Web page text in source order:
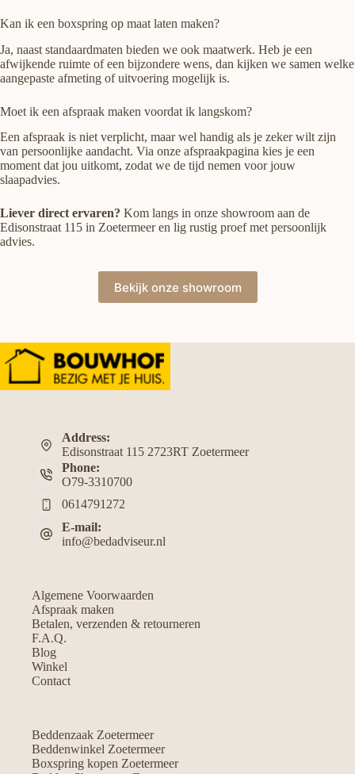
Kan ik een boxspring op maat laten maken?
Ja, naast standaardmaten bieden we ook maatwerk. Heb je een
afwijkende ruimte of een bijzondere wens, dan kijken we samen welke
aangepaste afmeting of uitvoering mogelijk is.
Moet ik een afspraak maken voordat ik langskom?
Een afspraak is niet verplicht, maar wel handig als je zeker wilt zijn
van persoonlijke aandacht. Via onze afspraakpagina kies je een
moment dat jou uitkomt, zodat we de tijd nemen voor jouw
slaapadvies.
Liever direct ervaren? Kom langs in onze showroom aan de
Edisonstraat 115 in Zoetermeer en lig rustig proef met persoonlijk
advies.
Bekijk onze showroom
Address:
Edisonstraat 115 2723RT Zoetermeer
Phone:
O79-3310700
0614791272
E-mail:
info@bedadviseur.nl
Algemene Voorwaarden
Afspraak maken
Betalen, verzenden & retourneren
F.A.Q.
Blog
Winkel
Contact
Beddenzaak Zoetermeer
Beddenwinkel Zoetermeer
Boxspring kopen Zoetermeer